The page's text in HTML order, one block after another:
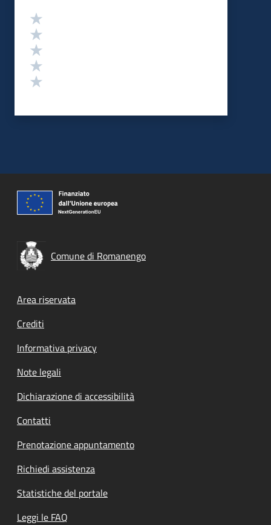
Valutazione
Comune di Romanengo
Footer menu
Area riservata
Crediti
Informativa privacy
Note legali
Dichiarazione di accessibilità
Contatti
Prenotazione appuntamento
Richiedi assistenza
Statistiche del portale
Leggi le FAQ